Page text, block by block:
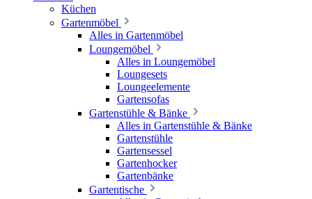
Küchen
Gartenmöbel
Alles in Gartenmöbel
Loungemöbel
Alles in Loungemöbel
Loungesets
Loungeelemente
Gartensofas
Gartenstühle & Bänke
Alles in Gartenstühle & Bänke
Gartenstühle
Gartensessel
Gartenhocker
Gartenbänke
Gartentische